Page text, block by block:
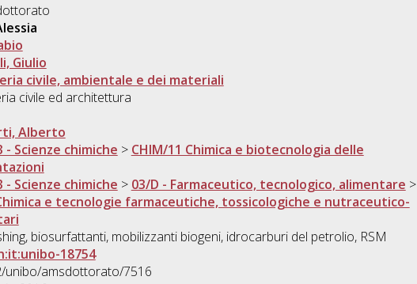
Giulio
civile, ambientale e dei materiali
civile ed architettura
Alberto
- Scienze chimiche > CHIM/11 Chimica e biotecnologia delle
- Scienze chimiche > 03/D - Farmaceutico, tecnologico, alimentare >
e tecnologie farmaceutiche, tossicologiche e nutraceutico-
biosurfattanti, mobilizzanti biogeni, idrocarburi del petrolio, RSM
18754
unibo/amsdottorato/7516